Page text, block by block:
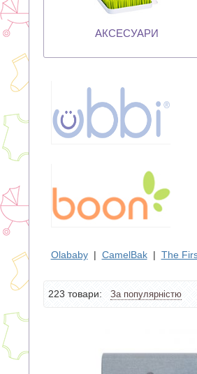
АКСЕСУАРИ
Olababy| CamelBak| The
223 товари: За популярністю